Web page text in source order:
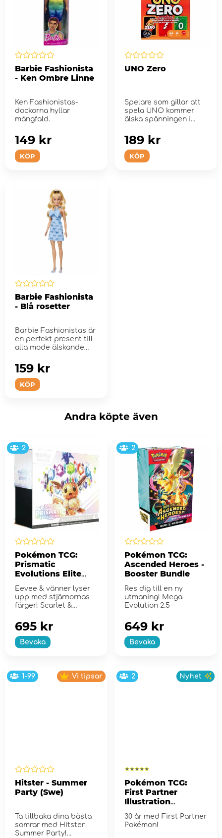
Barbie Fashionista
- Ken Ombre Linne
Ken Fashionistas-
dockorna hyllar
mångfald.
KÖP
149 kr
UNO Zero
Spelare som gillar att
spela UNO kommer
älska spänningen i
KÖP
189 kr
Barbie Fashionista
- Blå rosetter
Barbie Fashionistas är
en perfekt present till
alla mode älskande
KÖP
159 kr
Andra köpte även
2
Pokémon TCG:
Prismatic
Evolutions Elite
Eevee & vänner lyser
upp med stjärnornas
färger! Scarlet &
Bevaka
695 kr
2
Pokémon TCG:
Ascended Heroes -
Booster Bundle
Res dig till en ny
utmaning! Mega
Evolution 2.5
Bevaka
649 kr
1-99 Vi tipsar
Hitster - Summer
Party (Swe)
Ta tillbaka dina bästa
somrar med Hitster
Summer Party!
2 Nyhet
Pokémon TCG:
First Partner
Illustration
Collection - Series
2
30 år med First Partner
Pokémon!